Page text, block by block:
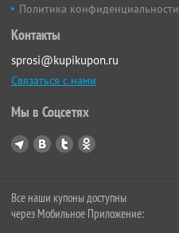
Политика конфиденциальности
Контакты
sprosi@kupikupon.ru
Связаться с нами
Мы в Соцсетях
Все наши купоны доступны
через Мобильное Приложение: